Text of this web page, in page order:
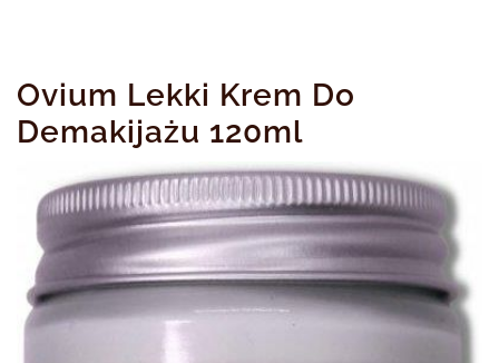
Ovium Lekki Krem Do
Demakijażu 120ml